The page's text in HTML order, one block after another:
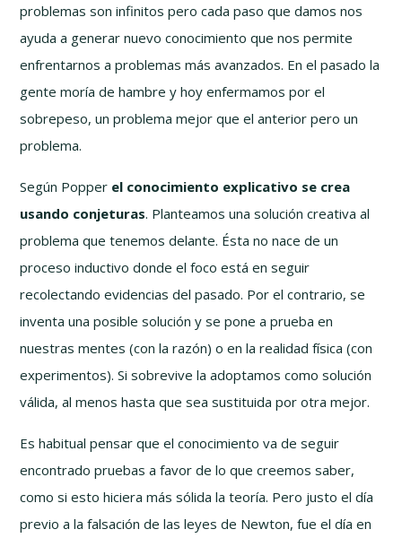
problemas son infinitos pero cada paso que damos nos
ayuda a generar nuevo conocimiento que nos permite
enfrentarnos a problemas más avanzados. En el pasado la
gente moría de hambre y hoy enfermamos por el
sobrepeso, un problema mejor que el anterior pero un
problema.
Según Popper el conocimiento explicativo se crea
usando conjeturas. Planteamos una solución creativa al
problema que tenemos delante. Ésta no nace de un
proceso inductivo donde el foco está en seguir
recolectando evidencias del pasado. Por el contrario, se
inventa una posible solución y se pone a prueba en
nuestras mentes (con la razón) o en la realidad física (con
experimentos). Si sobrevive la adoptamos como solución
válida, al menos hasta que sea sustituida por otra mejor.
Es habitual pensar que el conocimiento va de seguir
encontrado pruebas a favor de lo que creemos saber,
como si esto hiciera más sólida la teoría. Pero justo el día
previo a la falsación de las leyes de Newton, fue el día en